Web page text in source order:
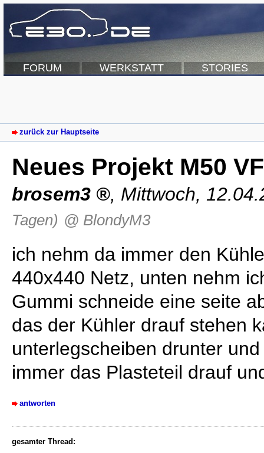
FORUM WERKSTATT STORIES
zurück zur Hauptseite
Neues Projekt M50
brosem3 , Mittwoch,
Tagen) @ BlondyM3
ich nehm da immer den
440x440 Netz, unten nehm
Gummi schneide eine seite
das der Kühler drauf stehen
unterlegscheiben drunter
immer das Plasteteil drauf
antworten
gesamter Thread: